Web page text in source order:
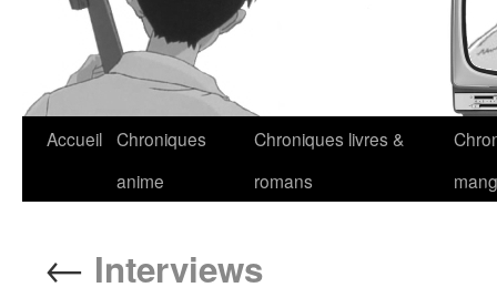
Accueil Chroniques
anime
Chroniques livres &
romans
← Interviews